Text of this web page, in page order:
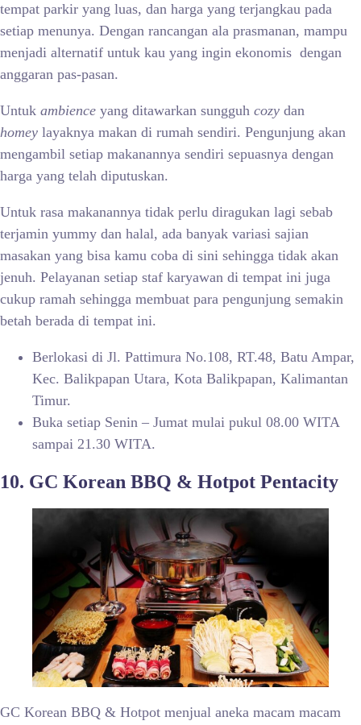
tempat parkir yang luas, dan harga yang terjangkau pada
setiap menunya. Dengan rancangan ala prasmanan, mampu
menjadi alternatif untuk kau yang ingin ekonomis dengan
anggaran pas-pasan.
Untuk ambience yang ditawarkan sungguh cozy dan
homey layaknya makan di rumah sendiri. Pengunjung akan
mengambil setiap makanannya sendiri sepuasnya dengan
harga yang telah diputuskan.
Untuk rasa makanannya tidak perlu diragukan lagi sebab
terjamin yummy dan halal, ada banyak variasi sajian
masakan yang bisa kamu coba di sini sehingga tidak akan
jenuh. Pelayanan setiap staf karyawan di tempat ini juga
cukup ramah sehingga membuat para pengunjung semakin
betah berada di tempat ini.
Berlokasi di Jl. Pattimura No.108, RT.48, Batu Ampar,
Kec. Balikpapan Utara, Kota Balikpapan, Kalimantan
Timur.
Buka setiap Senin – Jumat mulai pukul 08.00 WITA
sampai 21.30 WITA.
10. GC Korean BBQ & Hotpot Pentacity
GC Korean BBQ & Hotpot menjual aneka macam macam